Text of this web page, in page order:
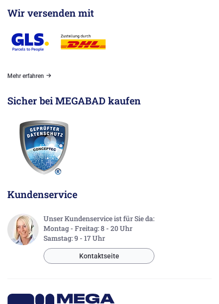
Wir versenden mit
Mehr erfahren
Sicher bei MEGABAD kaufen
Kundenservice
Unser Kundenservice ist für Sie da:
Montag - Freitag: 8 - 20 Uhr
Samstag: 9 - 17 Uhr
Kontaktseite